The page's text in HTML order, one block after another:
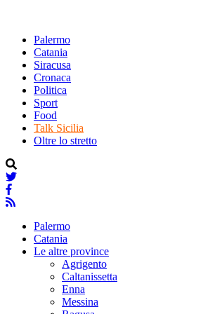
Palermo
Catania
Siracusa
Cronaca
Politica
Sport
Food
Talk Sicilia
Oltre lo stretto
Palermo
Catania
Le altre province
Agrigento
Caltanissetta
Enna
Messina